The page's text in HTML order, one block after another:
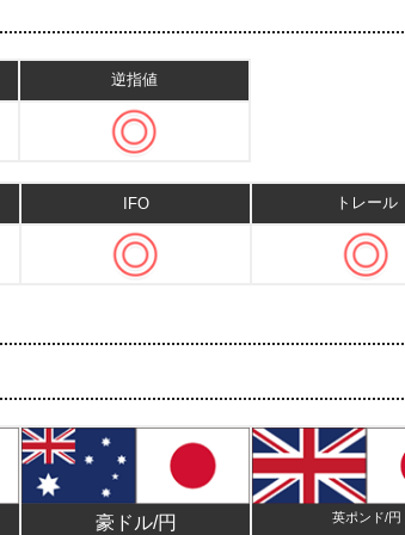
逆指値
IFO トレール
豪ドル/円 英ポンド/円